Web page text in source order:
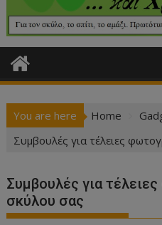
You are here Home
Συμβουλές για τέλειες
Συμβουλές για
σκύλου σας